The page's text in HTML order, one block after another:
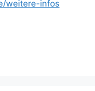
weitere-infos